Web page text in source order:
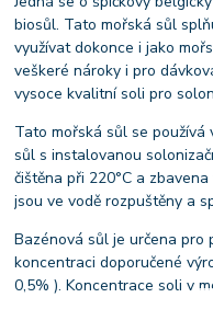
biosůl. Tato mořská sůl
využívat dokonce i jako
veškeré nároky i pro
vysoce kvalitní soli pro
Tato mořská sůl se používá
sůl s instalovanou
čištěna při 220°C a
jsou ve vodě rozpuštěny a
Bazénová sůl je určena
koncentraci doporučené
0,5% ). Koncentrace soli v